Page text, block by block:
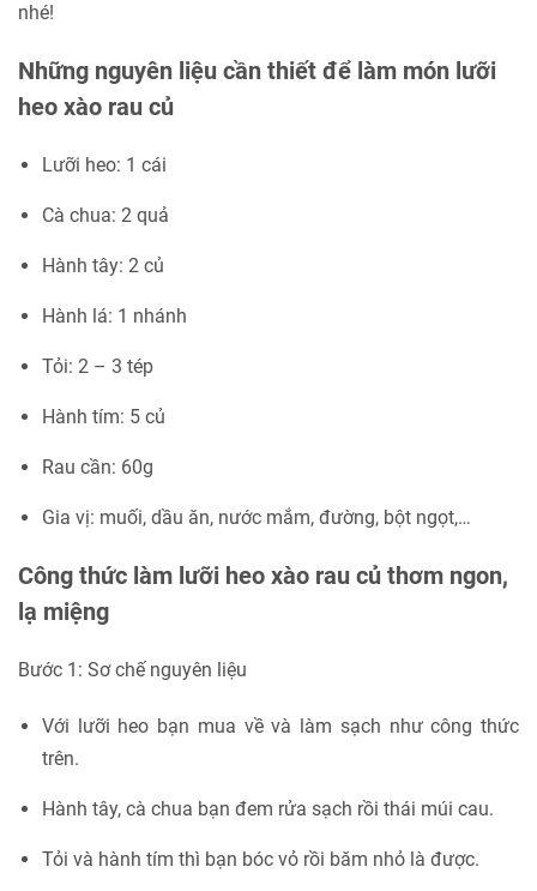
nhé!
Những nguyên liệu cần thiết để làm món lưỡi
heo xào rau củ
Lưỡi heo: 1 cái
Cà chua: 2 quả
Hành tây: 2 củ
Hành lá: 1 nhánh
Tỏi: 2 – 3 tép
Hành tím: 5 củ
Rau cần: 60g
Gia vị: muối, dầu ăn, nước mắm, đường, bột ngọt,…
Công thức làm lưỡi heo xào rau củ thơm ngon,
lạ miệng
Bước 1: Sơ chế nguyên liệu
Với lưỡi heo bạn mua về và làm sạch như công thức
trên.
Hành tây, cà chua bạn đem rửa sạch rồi thái múi cau.
Tỏi và hành tím thì bạn bóc vỏ rồi băm nhỏ là được.